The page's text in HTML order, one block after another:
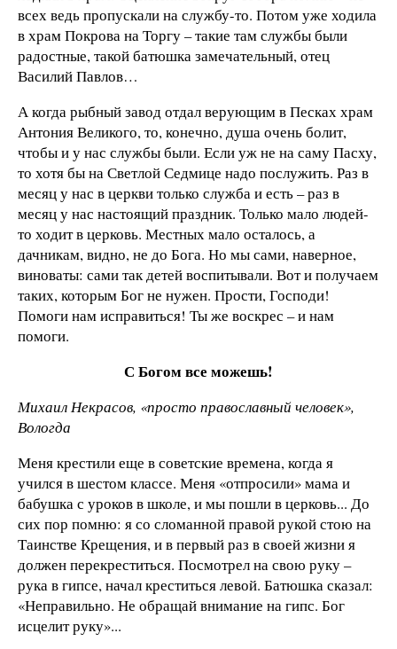
всех ведь пропускали на службу-то. Потом уже ходила
в храм Покрова на Торгу – такие там службы были
радостные, такой батюшка замечательный, отец
Василий Павлов…
А когда рыбный завод отдал верующим в Песках храм
Антония Великого, то, конечно, душа очень болит,
чтобы и у нас службы были. Если уж не на саму Пасху,
то хотя бы на Светлой Седмице надо послужить. Раз в
месяц у нас в церкви только служба и есть – раз в
месяц у нас настоящий праздник. Только мало людей-
то ходит в церковь. Местных мало осталось, а
дачникам, видно, не до Бога. Но мы сами, наверное,
виноваты: сами так детей воспитывали. Вот и получаем
таких, которым Бог не нужен. Прости, Господи!
Помоги нам исправиться! Ты же воскрес – и нам
помоги.
С Богом все можешь!
Михаил Некрасов, «просто православный человек»,
Вологда
Меня крестили еще в советские времена, когда я
учился в шестом классе. Меня «отпросили» мама и
бабушка с уроков в школе, и мы пошли в церковь... До
сих пор помню: я со сломанной правой рукой стою на
Таинстве Крещения, и в первый раз в своей жизни я
должен перекреститься. Посмотрел на свою руку –
рука в гипсе, начал креститься левой. Батюшка сказал:
«Неправильно. Не обращай внимание на гипс. Бог
исцелит руку»...